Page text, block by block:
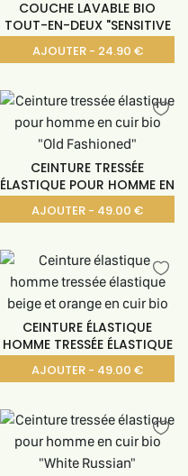
COUCHE LAVABLE BIO
TOUT-EN-DEUX "SENSITIVE
AJOUTER - 24.90 €
CEINTURE TRESSÉE
ÉLASTIQUE POUR HOMME EN
AJOUTER - 49.00 €
CEINTURE ÉLASTIQUE
HOMME TRESSÉE ÉLASTIQUE
AJOUTER - 49.00 €